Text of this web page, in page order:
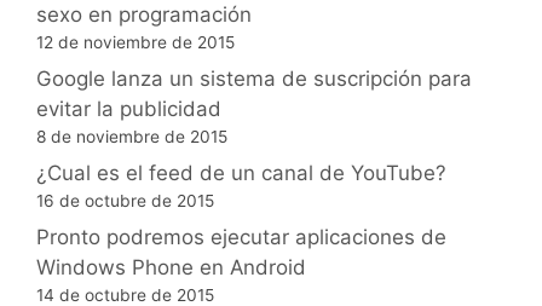
sexo en programación
12 de noviembre de 2015
Google lanza un sistema de suscripción para
evitar la publicidad
8 de noviembre de 2015
¿Cual es el feed de un canal de YouTube?
16 de octubre de 2015
Pronto podremos ejecutar aplicaciones de
Windows Phone en Android
14 de octubre de 2015